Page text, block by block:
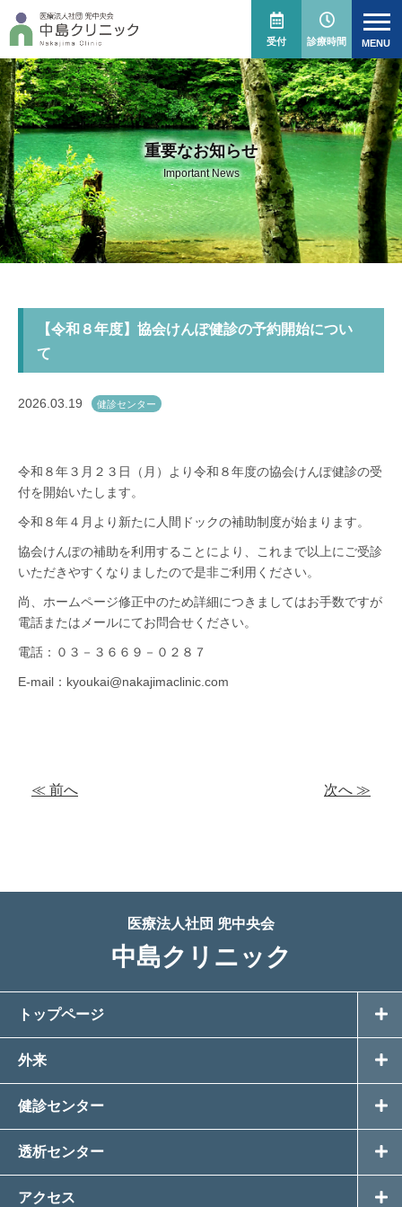
受付 診療時間
重要なお知らせ
Important News
【令和８年度】協会けんぽ健診の予約開始につい
て
2026.03.19 健診センター
令和８年３月２３日（月）より令和８年度の協会けんぽ健診の受
付を開始いたします。
令和８年４月より新たに人間ドックの補助制度が始まります。
協会けんぽの補助を利用することにより、これまで以上にご受診
いただきやすくなりましたので是非ご利用ください。
尚、ホームページ修正中のため詳細につきましてはお手数ですが
電話またはメールにてお問合せください。
電話：０３－３６６９－０２８７
E-mail：kyoukai@nakajimaclinic.com
≪ 前へ 次へ ≫
医療法人社団 兜中央会
中島クリニック
トップページ
外来
健診センター
透析センター
アクセス